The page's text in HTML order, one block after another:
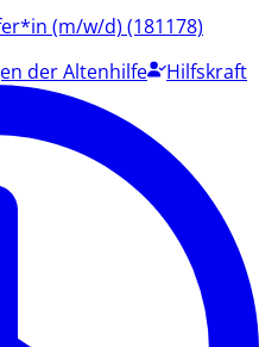
(m/w/d) (181178)
der Altenhilfe Hilfskraft